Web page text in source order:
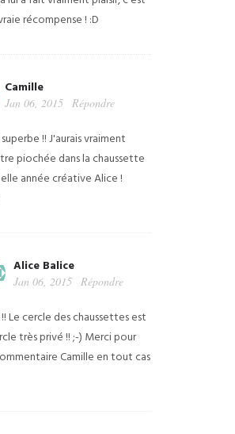
récompense ! :D
Camille
Jan 06, 2015 Répondre
!! J'aurais vraiment
piochée dans la chaussette
année créative Alice !
Alice Balice
Jan 06, 2015 Répondre
Le cercle des chaussettes est
très privé !! ;-) Merci pour
Camille en tout cas